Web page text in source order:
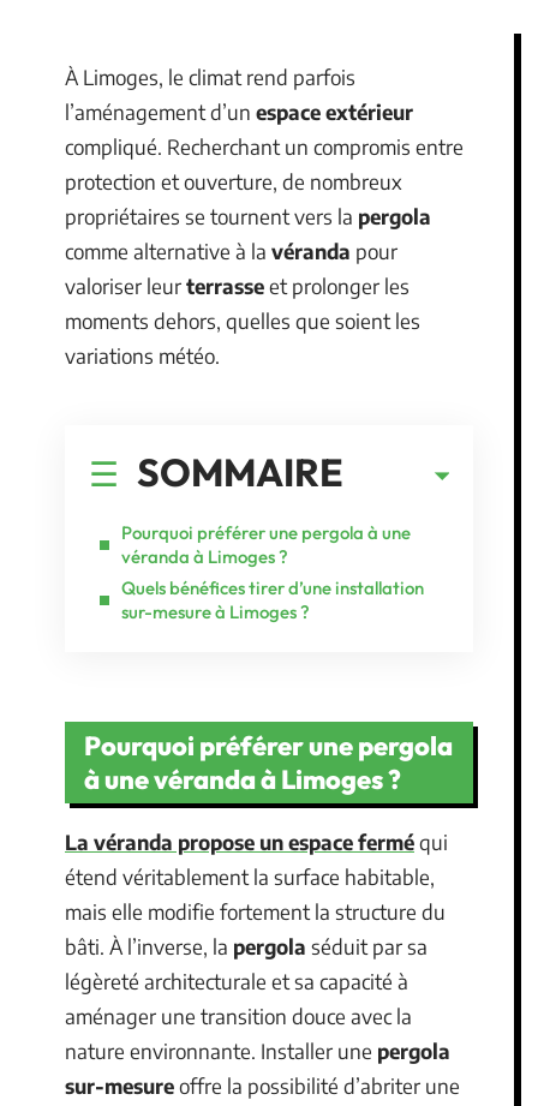
À Limoges, le climat rend parfois
l’aménagement d’un espace extérieur
compliqué. Recherchant un compromis entre
protection et ouverture, de nombreux
propriétaires se tournent vers la pergola
comme alternative à la véranda pour
valoriser leurterrasseet prolonger les
moments dehors, quelles que soient les
variations météo.
SOMMAIRE
Pourquoi préférer une pergola à une
véranda à Limoges ?
Quels bénéfices tirer d’une installation
sur-mesure à Limoges ?
Pourquoi préférer une pergola
à une véranda à Limoges ?
La véranda propose un espace ferméqui
étend véritablement la surface habitable,
mais elle modifie fortement la structure du
bâti. À l’inverse, la pergola séduit par sa
légèreté architecturale et sa capacité à
aménager une transition douce avec la
nature environnante. Installer une pergola
sur-mesureoffre la possibilité d’abriter une